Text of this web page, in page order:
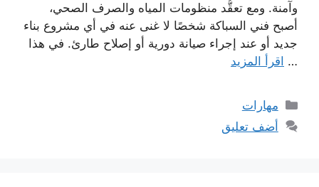
وآمنة. ومع تعقُّد منظومات المياه والصرف الصحي،
أصبح فني السباكة شخصًا لا غنى عنه في أي مشروع بناء
جديد أو عند إجراء صيانة دورية أو إصلاح طارئ. في هذا
… اقرأ المزيد
التصنيفات
مهارات
أضف تعليق